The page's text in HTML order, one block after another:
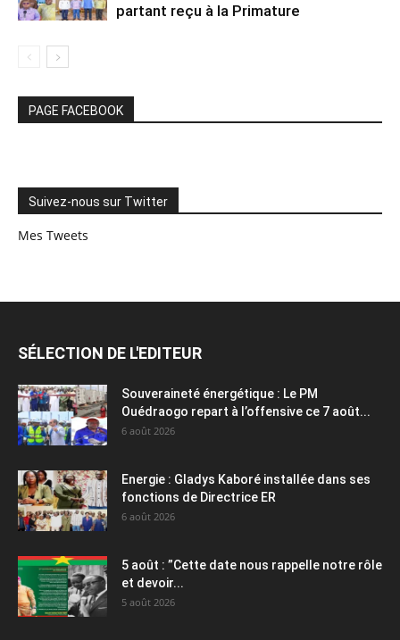
partant reçu à la Primature
PAGE FACEBOOK
Suivez-nous sur Twitter
Mes Tweets
SÉLECTION DE L'EDITEUR
Souveraineté énergétique : Le PM
Ouédraogo repart à l’offensive ce 7 août...
6 août 2026
Energie : Gladys Kaboré installée dans ses
fonctions de Directrice ER
6 août 2026
5 août : ”Cette date nous rappelle notre rôle
et devoir...
5 août 2026